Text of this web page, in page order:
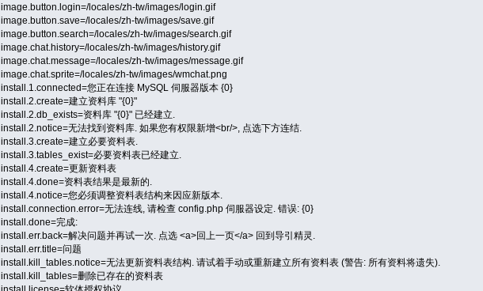
image.button.login=/locales/zh-tw/images/login.gif
image.button.save=/locales/zh-tw/images/save.gif
image.button.search=/locales/zh-tw/images/search.gif
image.chat.history=/locales/zh-tw/images/history.gif
image.chat.message=/locales/zh-tw/images/message.gif
image.chat.sprite=/locales/zh-tw/images/wmchat.png
install.1.connected=您正在连接 MySQL 伺服器版本 {0}
install.2.create=建立资料库 "{0}"
install.2.db_exists=资料库 "{0}" 已经建立.
install.2.notice=无法找到资料库. 如果您有权限新增<br/>, 点选下方连结.
install.3.create=建立必要资料表.
install.3.tables_exist=必要资料表已经建立.
install.4.create=更新资料表
install.4.done=资料表结果是最新的.
install.4.notice=您必须调整资料表结构来因应新版本.
install.connection.error=无法连线, 请检查 config.php 伺服器设定. 错误: {0}
install.done=完成:
install.err.back=解决问题并再试一次. 点选 <a>回上一页</a> 回到导引精灵.
install.err.title=问题
install.kill_tables.notice=无法更新资料表结构. 请试着手动或重新建立所有资料表 (警告: 所有资料将遗失).
install.kill_tables=删除已存在的资料表